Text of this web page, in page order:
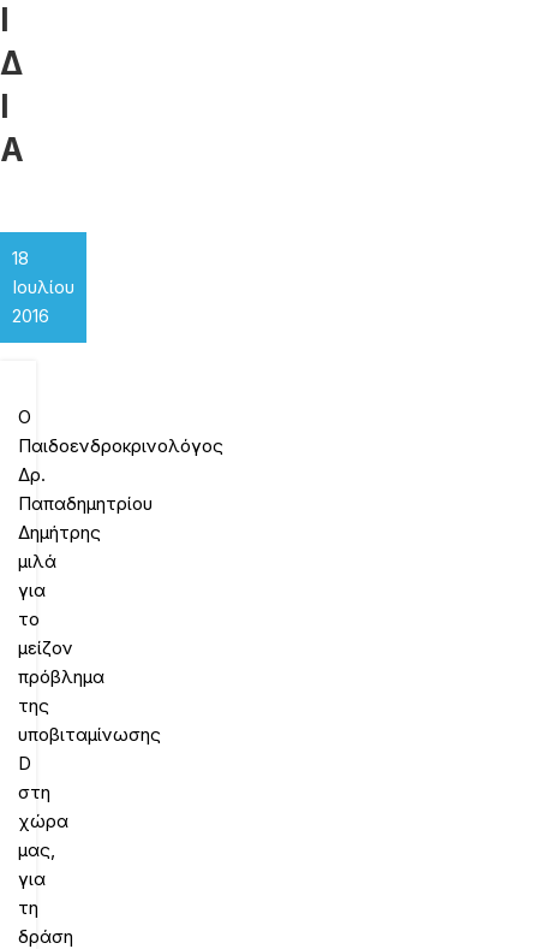
Ι
Δ
Ι
Α
18
Ιουλίου
2016
O
Παιδοενδροκρινολόγος
Δρ.
Παπαδημητρίου
Δημήτρης
μιλά
για
το
μείζον
πρόβλημα
της
υποβιταμίνωσης
D
στη
χώρα
μας,
για
τη
δράση